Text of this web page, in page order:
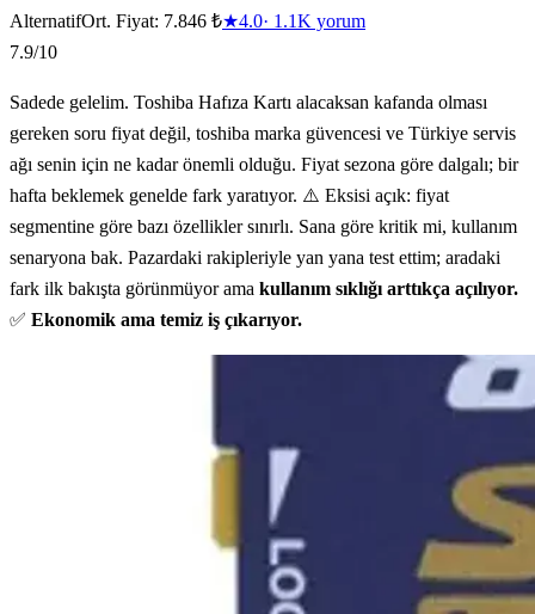
AlternatifOrt. Fiyat: 7.846 ₺★4.0· 1.1K yorum
7.9/10
Sadede gelelim. Toshiba Hafıza Kartı alacaksan kafanda olması
gereken soru fiyat değil, toshiba marka güvencesi ve Türkiye servis
ağı senin için ne kadar önemli olduğu. Fiyat sezona göre dalgalı; bir
hafta beklemek genelde fark yaratıyor. ⚠️ Eksisi açık: fiyat
segmentine göre bazı özellikler sınırlı. Sana göre kritik mi, kullanım
senaryona bak. Pazardaki rakipleriyle yan yana test ettim; aradaki
fark ilk bakışta görünmüyor ama kullanım sıklığı arttıkça açılıyor.
✅ Ekonomik ama temiz iş çıkarıyor.